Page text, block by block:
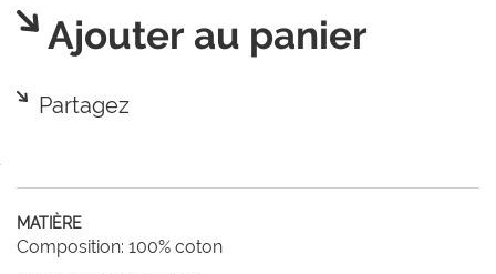
Ajouter au panier
Partagez
MATIÈRE
Composition: 100% coton